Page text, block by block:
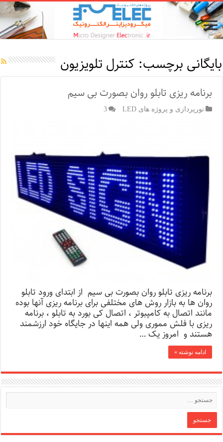
بایگانی برچسب: کنترل تلویزیون
برنامه ریزی تابلو روان بصورت بی سیم
نورپردازی و پروژه های LED 3
برنامه ریزی تابلو روان بصورت بی سیم از ابتدای ورود تابلو
روان ها به بازار روش های مختلفی برای برنامه ریزی آنها بوده
مانند اتصال به کامپبوتر ، اتصال کی بورد به تابلو ، برنامه
ریزی با فلش مموری ولی همه اینها در جایگاه خود ارزشمند
هستند و امروز یک …
ادامه نوشته »